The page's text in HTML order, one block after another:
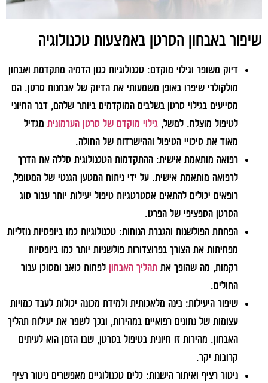
שיפור באבחון הסרטן באמצעות טכנולוגיה
דיוק משופר וגילוי מוקדם: טכנולוגיות כגון הדמיה מתקדמת ואבחון
מולקולרי שיפרו באופן משמעותי את הדיוק של אבחנות סרטן. הם
מסייעים בגילוי סרטן בשלבים המוקדמים ביותר שלהם, דבר החיוני
לטיפול מוצלח. למשל, גילוי מוקדם של סרטן הערמונית מגדיל
מאוד את סיכויי הטיפול וההישרדות של החולה.
רפואה מותאמת אישית: ההתקדמות הטכנולוגית סללה את הדרך
לרפואה מותאמת אישית. על ידי ניתוח המטען הגנטי של המטופל,
רופאים יכולים להתאים אסטרטגיות טיפול יעילות יותר עבור סוג
הסרטן הספציפי של הפרט.
הפחתת הפולשנות והגברת הנוחות: טכנולוגיות כמו ביופסיות נוזליות
מפחיתות את הצורך בפרוצדורות פולשניות יותר כמו ביופסיות
רקמות, מה שהופך את תהליך האבחון לפחות כואב ומסוכן עבור
החולים.
שיפור היעילות: בינה מלאכותית ולמידת מכונה יכולות לעבד כמויות
עצומות של נתונים רפואיים במהירות, ובכך לשפר את יעילות תהליך
האבחון. מהירות זו חיונית בטיפול בסרטן, שבו הזמן הוא לעיתים
קרובות יקר.
ניטור רציף ואיתור הישנות: כלים טכנולוגיים מאפשרים ניטור רציף